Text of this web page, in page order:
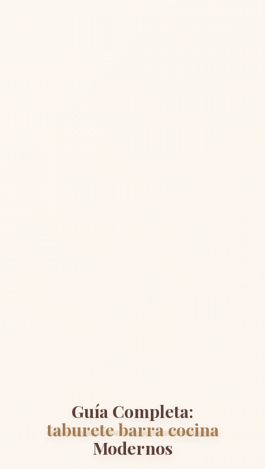
Guía Completa:
taburete barra cocina
Modernos